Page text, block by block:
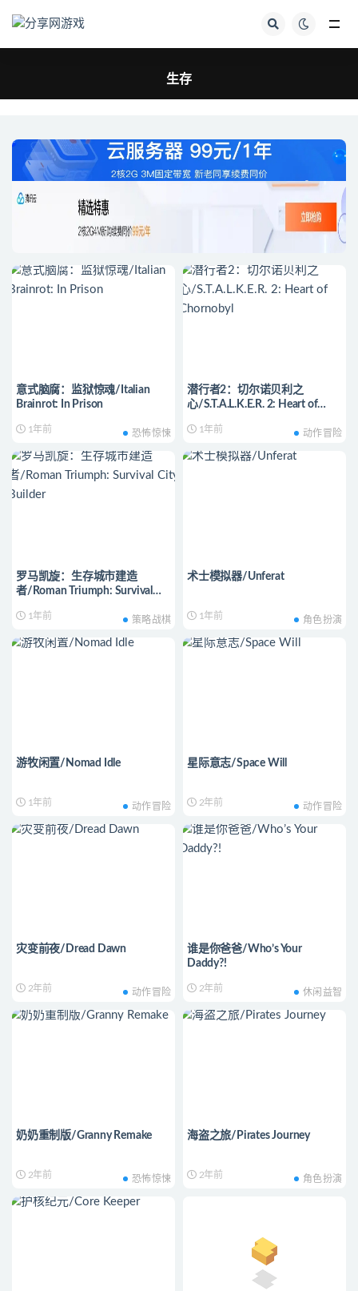
生存
意式脑腐：监狱惊魂/Italian
Brainrot: In Prison
1年前 恐怖惊悚
潜行者2：切尔诺贝利之
心/S.T.A.L.K.E.R. 2: Heart of
1年前 动作冒险
罗马凯旋：生存城市建造
者/Roman Triumph: Survival
1年前 策略战棋
术士模拟器/Unferat
1年前 角色扮演
游牧闲置/Nomad Idle
1年前 动作冒险
星际意志/Space Will
2年前 动作冒险
灾变前夜/Dread Dawn
2年前 动作冒险
谁是你爸爸/Who’s Your
Daddy?!
2年前 休闲益智
奶奶重制版/Granny Remake
2年前 恐怖惊悚
海盗之旅/Pirates Journey
2年前 角色扮演